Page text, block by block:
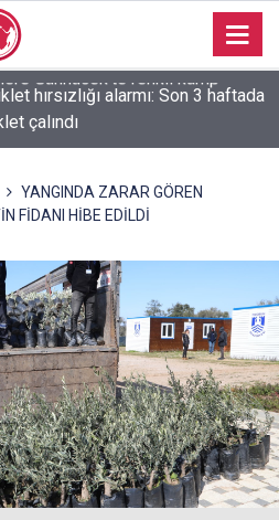
hırsızlığı alarmı: Son 3 haftada
çalındı
YANGINDA ZARAR GÖREN
FİDANI HİBE EDİLDİ